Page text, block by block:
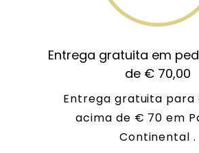
Entrega gratuita em
de € 70,00
Entrega gratuita para
acima de € 70 em
Continental .